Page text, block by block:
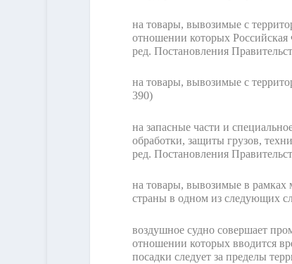
на товары, вывозимые с
отношении которых
ред. Постановления
на товары, вывозимые с
390)
на запасные части и
обработки, защиты грузов,
ред. Постановления
на товары, вывозимые в рамках
страны в одном из следующих
воздушное судно совершает
отношении которых вводится
посадки следует за пределы